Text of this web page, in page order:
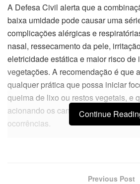
A Defesa Civil alerta que a
baixa umidade pode causar uma
complicações alérgicas e
nasal, ressecamento da pele,
eletricidade estática e maior risco de
vegetações. A recomendação é que
qualquer prática que possa iniciar
queima de lixo ou restos vegetais, e
acionando os canais de emergência
ocorrências.
Continue
Previous Post